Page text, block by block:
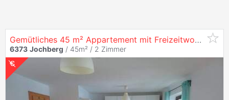
Gemütliches 45 m² Appartement mit Freizeitwohnsitzwidmung in der Nähe von Kitzbühel
6373 Jochberg / 45m² / 2 Zimmer